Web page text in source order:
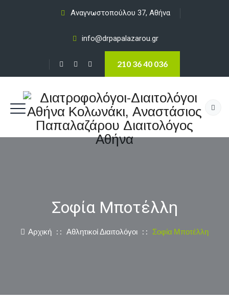
Αναγνωστοπούλου 37, Αθήνα
info@drpapalazarou.gr
210 36 40 036
Σοφία Μποτέλλη
Αρχική : : Αθλητικοί Διαιτολόγοι : : Σοφία Μποτέλλη